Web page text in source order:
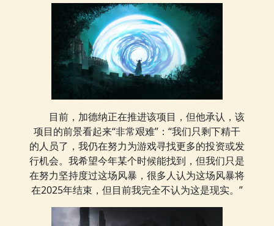
目前，加德纳正在推进该项目，但他承认，该
项目的前景看起来“非常艰难”：“我们只剩下精干
的人员了，我仍在努力为游戏寻找更多的投资或发
行机会。我希望今年某个时候能找到，但我们只是
在努力坚持度过这场风暴，很多人认为这场风暴将
在2025年结束，但目前我完全不认为这是现实。”